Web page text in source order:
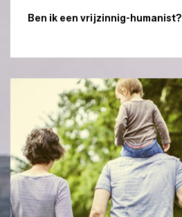
Ben ik een vrijzinnig-humanist?